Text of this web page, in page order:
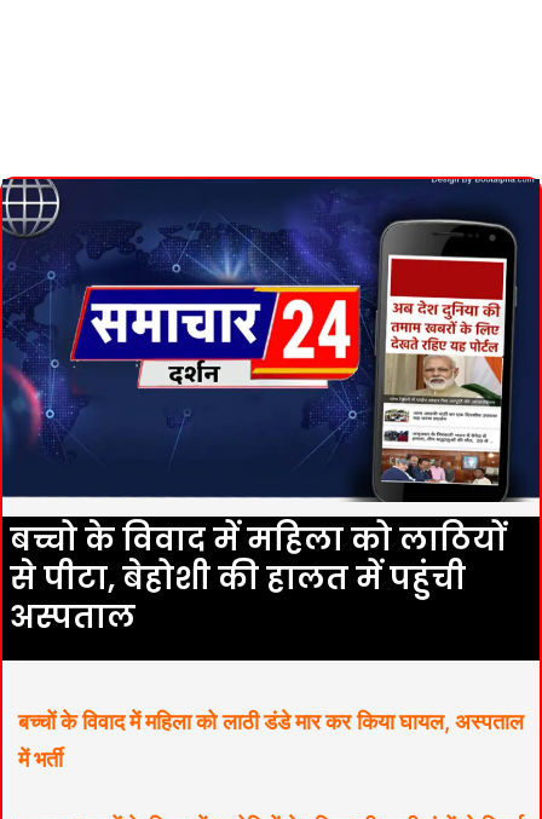
बच्चो के विवाद में महिला को लाठियों
से पीटा, बेहोशी की हालत में पहुंची
अस्पताल
बच्चों के विवाद में महिला को लाठी डंडे मार कर किया घायल, अस्पताल
में भर्ती